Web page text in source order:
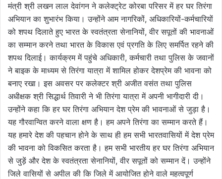
मंत्री श्री लखन लाल देवांगन ने कलेक्ट्रेट कोरबा परिसर में हर घर तिरंगा
अभियान का शुभारंभ किया। उन्होंने आम नागरिकों, अधिकारियों-कर्मचारियों
को शपथ दिलाते हुए भारत के स्वतंत्रता सेनानियों, वीर सपूतों की भावनाओं
का सम्मान करने तथा भारत के विकास एवं प्रगति के लिए समर्पित रहने की
शपथ दिलाई। कार्यक्रम में पहुंचे अधिकारी, कर्मचारी तथा पुलिस के जवानों
ने बाइक के माध्यम से तिरंगा यात्रा में शामिल होकर देशप्रेम की भावना को
बनाए रखा। इस अवसर पर कलेक्टर श्री अजीत वसंत तथा पुलिस
अधीक्षक श्री सिद्धार्थ तिवारी ने भी तिरंगा यात्रा में अपनी भागीदारी दी।
उन्होंने कहा कि हर घर तिरंगा अभियान देश प्रेम की भावनाओं से जुड़ा है।
यह गौरवान्वित करने वाला क्षण है। हम अपने तिरंगा का सम्मान करते हैं।
यह हमारे देश की पहचान होने के साथ ही हम सभी भारतवासियों में देश प्रेम
की भावना को विकसित करता है। हम सभी भारतीय हर घर तिरंगा अभियान
से जुड़ें और देश के स्वतंत्रता सेनानियों, वीर सपूतों को सम्मान दें। उन्होंने
जिले वासियों से अपील की कि जिले में आयोजित होने वाले महत्वपूर्ण